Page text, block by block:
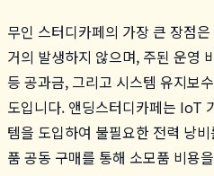
무인 스터디카페의 가장 큰 장점
거의 발생하지 않으며, 주된 운영
등 공과금, 그리고 시스템 유지보
도입니다. 앤딩스터디카페는 IoT
템을 도입하여 불필요한 전력 낭
품 공동 구매를 통해 소모품 비용